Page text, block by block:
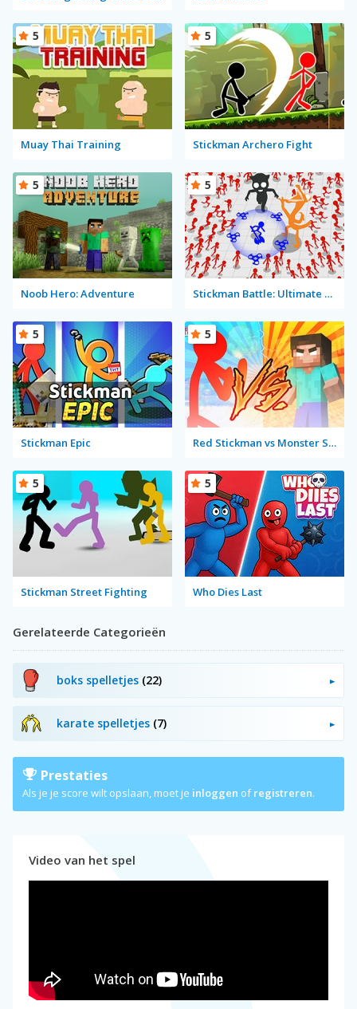
Muay Thai Training
5
Stickman Archero Fight
5
Noob Hero: Adventure
5
Stickman Battle: Ultimate Fight
5
Stickman Epic
5
Red Stickman vs Monster School
5
Stickman Street Fighting
5
Who Dies Last
5
Gerelateerde Categorieën
boks spelletjes (22)
karate spelletjes (7)
Prestaties
Als je je score wilt opslaan, moet je inloggen ofregistreren.
Video van het spel